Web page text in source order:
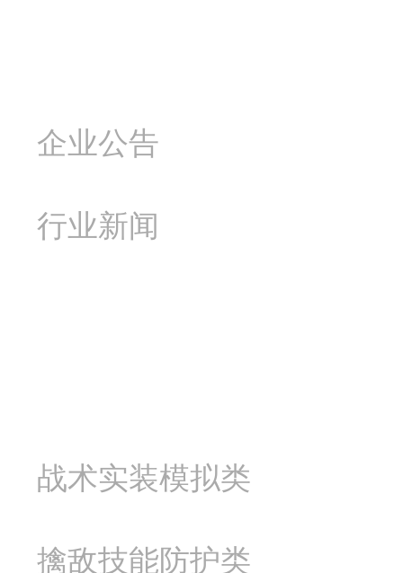
企业公告
行业新闻
战术实装模拟类
擒敌技能防护类